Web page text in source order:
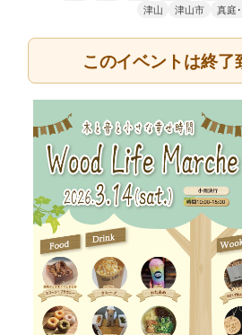
津山
津山市 真庭
このイベントは終了